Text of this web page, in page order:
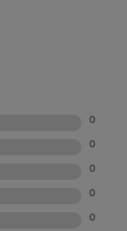
0
0
0
0
0